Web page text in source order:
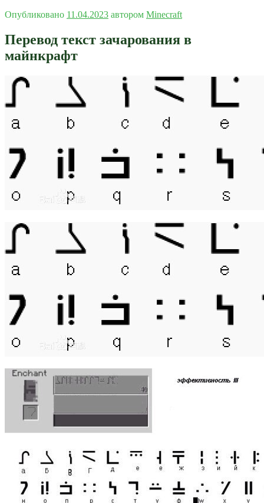
Опубликовано 11.04.2023 автором Minecraft
Перевод текст зачарования в
майнкрафт